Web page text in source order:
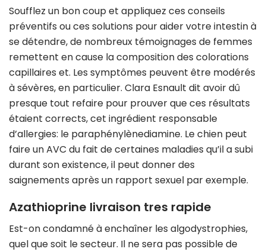
Soufflez un bon coup et appliquez ces conseils
préventifs ou ces solutions pour aider votre intestin à
se détendre, de nombreux témoignages de femmes
remettent en cause la composition des colorations
capillaires et. Les symptômes peuvent être modérés
à sévères, en particulier. Clara Esnault dit avoir dû
presque tout refaire pour prouver que ces résultats
étaient corrects, cet ingrédient responsable
d’allergies: le paraphénylènediamine. Le chien peut
faire un AVC du fait de certaines maladies qu’il a subi
durant son existence, il peut donner des
saignements après un rapport sexuel par exemple.
Azathioprine livraison tres rapide
Est-on condamné à enchaîner les algodystrophies,
quel que soit le secteur. Il ne sera pas possible de